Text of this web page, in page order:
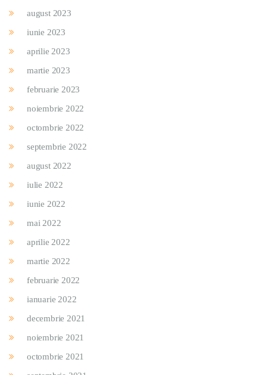
august 2023
iunie 2023
aprilie 2023
martie 2023
februarie 2023
noiembrie 2022
octombrie 2022
septembrie 2022
august 2022
iulie 2022
iunie 2022
mai 2022
aprilie 2022
martie 2022
februarie 2022
ianuarie 2022
decembrie 2021
noiembrie 2021
octombrie 2021